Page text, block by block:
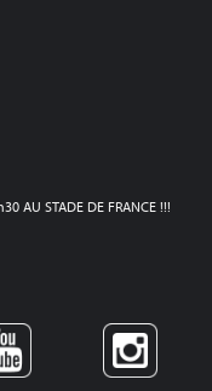
AU STADE DE FRANCE !!!